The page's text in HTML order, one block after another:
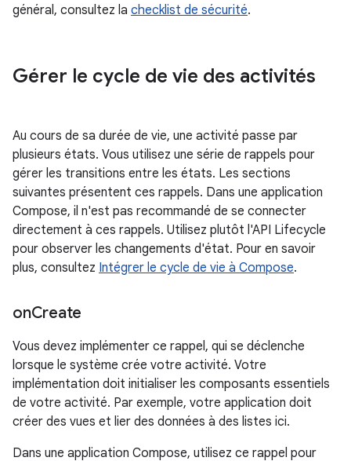
général, consultez la checklist de sécurité.
Gérer le cycle de vie des activités
Au cours de sa durée de vie, une activité passe par
plusieurs états. Vous utilisez une série de rappels pour
gérer les transitions entre les états. Les sections
suivantes présentent ces rappels. Dans une application
Compose, il n'est pas recommandé de se connecter
directement à ces rappels. Utilisez plutôt l'API Lifecycle
pour observer les changements d'état. Pour en savoir
plus, consultez Intégrer le cycle de vie à Compose.
onCreate
Vous devez implémenter ce rappel, qui se déclenche
lorsque le système crée votre activité. Votre
implémentation doit initialiser les composants essentiels
de votre activité. Par exemple, votre application doit
créer des vues et lier des données à des listes ici.
Dans une application Compose, utilisez ce rappel pour